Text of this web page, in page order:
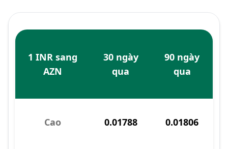
1 INR sang
AZN
30 ngày
qua
90 ngày
qua
Cao 0.01788 0.01806